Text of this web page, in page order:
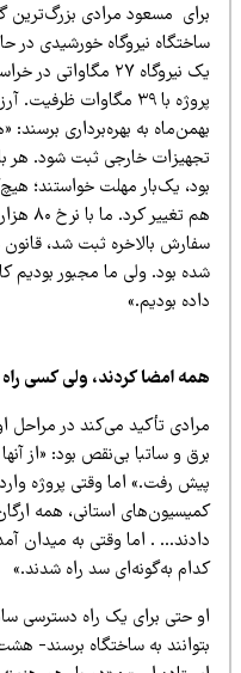
مسعود مرادی بزرگ‌ترین
نیروگاه خورشیدی در حال
یک نیروگاه ۲۷ مگاواتی در
پروژه با ۳۹ مگاوات ظرفیت.
به بهره‌برداری برسند:
خارجی ثبت شود. هر بار یک
یک‌بار مهلت خواستند؛ هیچ‌کس
هم تغییر کرد. ما
بود. ولی ما مجبور بودیم کار را
بودیم.»
امضا کردند، ولی کسی راه نداد
تأکید می‌کند در مراحل
و ساتبا بی‌نقص بود: «از آنها
رفت.» اما وقتی پروژه وارد فاز
استانی، همه ارگان‌ها
. اما وقتی به میدان
به‌گونه‌ای سد راه شدند.»
حتی برای یک راه دسترسی ساده
به ساختگاه برسند- هشت